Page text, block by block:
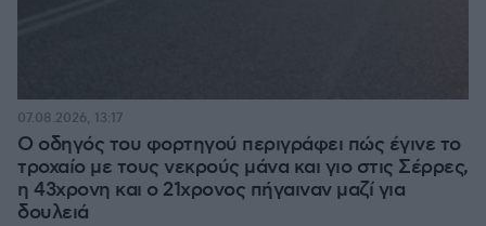
Ο οδηγός του φορτηγού περιγράφει πώς έγινε το
τροχαίο με τους νεκρούς μάνα και γιο στις Σέρρες,
η 43χρονη και ο 21χρονος πήγαιναν μαζί για
δουλειά
07.08.2026, 13:17